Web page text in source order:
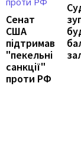
Сенат
США
підтримав
"пекельні
санкції"
проти РФ